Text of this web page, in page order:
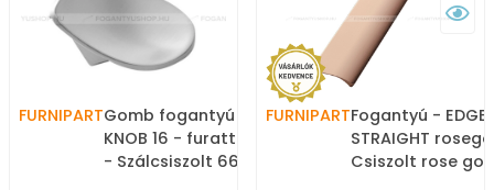
FURNIPARTGomb fogantyú - SLOPE
KNOB 16 - furattáv 16 mm
- Szálcsiszolt 66 - Zamak
FURNIPARTFogantyú - EDGE
STRAIGHT
Csiszolt rose